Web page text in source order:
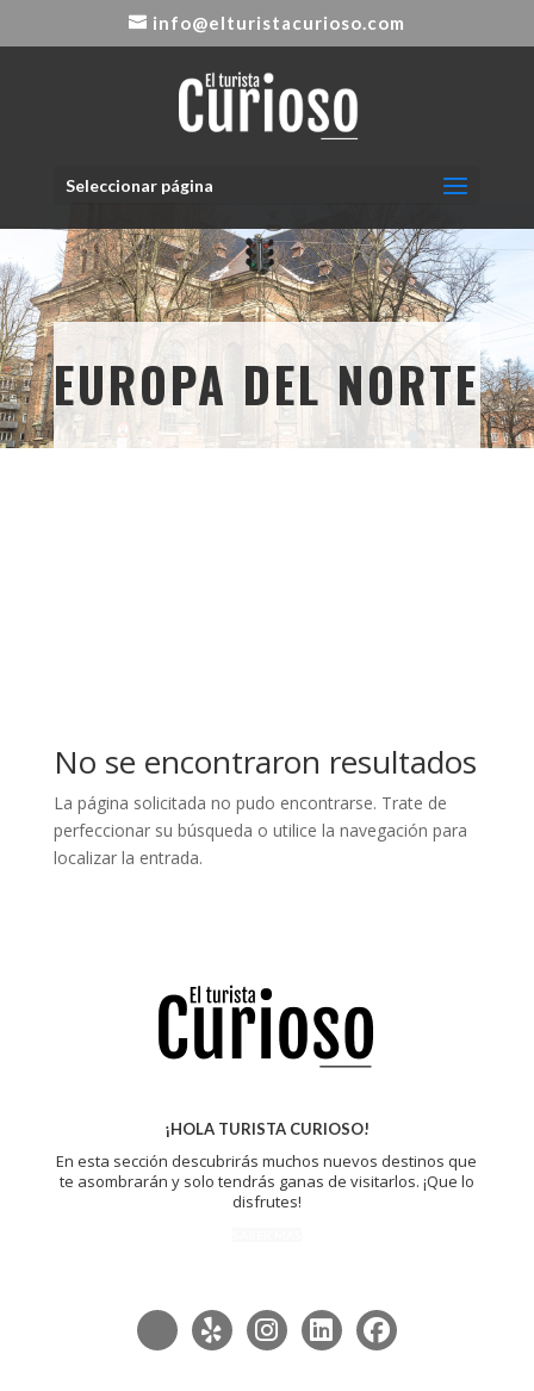
info@elturistacurioso.com
Seleccionar página
EUROPA DEL NORTE
No se encontraron resultados
La página solicitada no pudo encontrarse. Trate de
perfeccionar su búsqueda o utilice la navegación para
localizar la entrada.
¡HOLA TURISTA CURIOSO!
En esta sección descubrirás muchos nuevos destinos que
te asombrarán y solo tendrás ganas de visitarlos. ¡Que lo
disfrutes!